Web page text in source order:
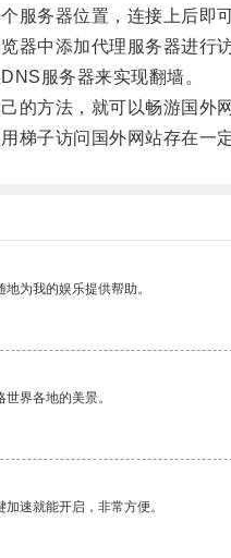
务器位置，连接上后即可
中添加代理服务器进行访
服务器来实现翻墙。
方法，就可以畅游国外网
子访问国外网站存在一定
为我的娱乐提供帮助。
界各地的美景。
速就能开启，非常方便。